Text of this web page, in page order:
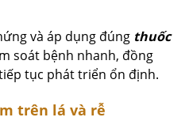
và áp dụng đúng thuốc
soát bệnh nhanh, đồng
tục phát triển ổn định.
trên lá và rễ